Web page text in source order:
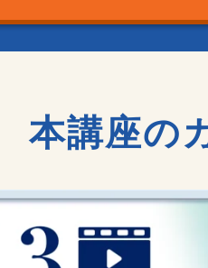
本講座の